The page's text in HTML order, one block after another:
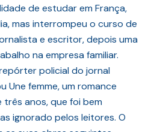
de estudar em França,
mas interrompeu o curso de
e escritor, depois uma
na empresa familiar.
policial do jornal
Une femme, um romance
anos, que foi bem
ignorado pelos leitores. O